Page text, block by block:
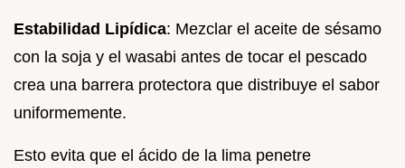
Estabilidad Lipídica: Mezclar el aceite de sésamo
con la soja y el wasabi antes de tocar el pescado
crea una barrera protectora que distribuye el sabor
uniformemente.
Esto evita que el ácido de la lima penetre